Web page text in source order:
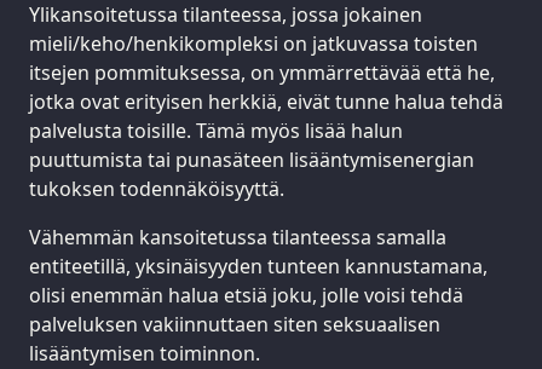
Ylikansoitetussa tilanteessa, jossa jokainen
mieli/keho/henkikompleksi on jatkuvassa toisten
itsejen pommituksessa, on ymmärrettävää että he,
jotka ovat erityisen herkkiä, eivät tunne halua tehdä
palvelusta toisille. Tämä myös lisää halun
puuttumista tai punasäteen lisääntymisenergian
tukoksen todennäköisyyttä.
Vähemmän kansoitetussa tilanteessa samalla
entiteetillä, yksinäisyyden tunteen kannustamana,
olisi enemmän halua etsiä joku, jolle voisi tehdä
palveluksen vakiinnuttaen siten seksuaalisen
lisääntymisen toiminnon.